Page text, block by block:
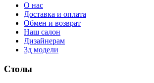
О нас
Доставка и оплата
Обмен и возврат
Наш салон
Дизайнерам
3д модели
Столы